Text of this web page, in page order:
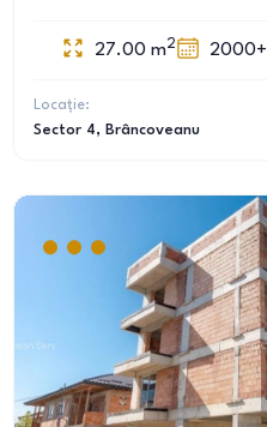
27.00 m2 2000+
Locație:
Sector 4, Brâncoveanu